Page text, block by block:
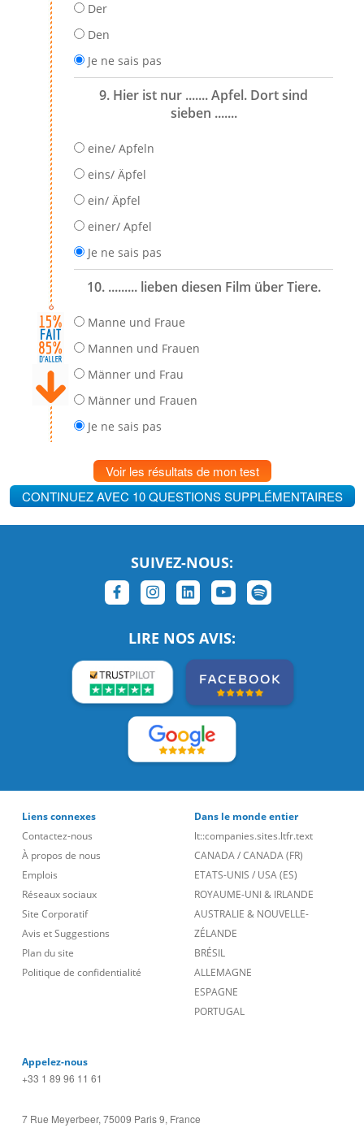
Der
Den
Je ne sais pas
9. Hier ist nur ....... Apfel. Dort sind
sieben .......
eine/ Apfeln
eins/ Äpfel
ein/ Äpfel
einer/ Apfel
Je ne sais pas
10. ......... lieben diesen Film über Tiere.
Manne und Fraue
Mannen und Frauen
Männer und Frau
Männer und Frauen
Je ne sais pas
Voir les résultats de mon test
CONTINUEZ AVEC 10 QUESTIONS SUPPLÉMENTAIRES
SUIVEZ-NOUS:
LIRE NOS AVIS:
Liens connexes
Contactez-nous
À propos de nous
Emplois
Réseaux sociaux
Site Corporatif
Avis et Suggestions
Plan du site
Politique de confidentialité
Dans le monde entier
lt::companies.sites.ltfr.text
CANADA/CANADA (FR)
ETATS-UNIS / USA (ES)
ROYAUME-UNI & IRLANDE
AUSTRALIE & NOUVELLE-
ZÉLANDE
BRÉSIL
ALLEMAGNE
ESPAGNE
PORTUGAL
Appelez-nous
+33 1 89 96 11 61
7 Rue Meyerbeer, 75009 Paris 9, France